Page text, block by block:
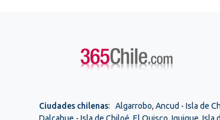
Ciudades chilenas: Algarrobo, Ancud - Isla de